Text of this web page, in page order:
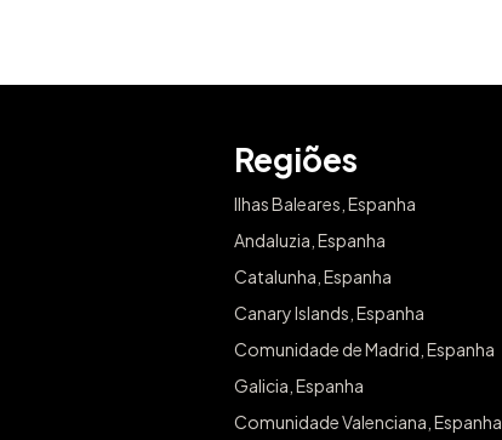
Regiões
Ilhas Baleares, Espanha
Andaluzia, Espanha
Catalunha, Espanha
Canary Islands, Espanha
Comunidade de Madrid, Espanha
Galicia, Espanha
Comunidade Valenciana, Espanha